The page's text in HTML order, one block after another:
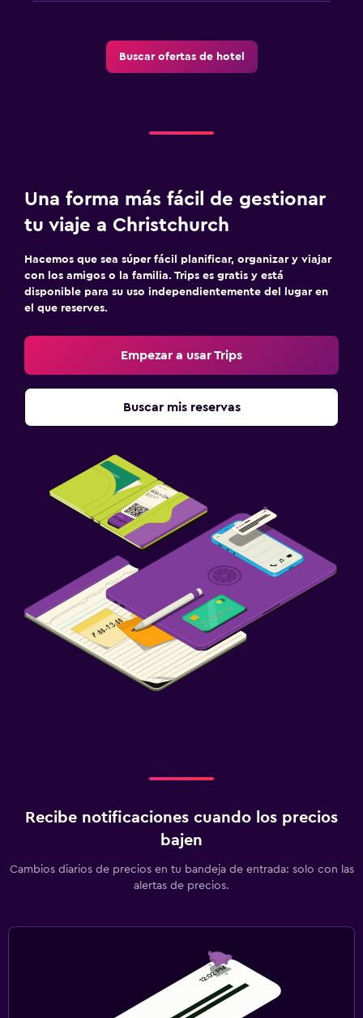
Buscar ofertas de hotel
Una forma más fácil de gestionar
tu viaje a Christchurch
Hacemos que sea súper fácil planificar, organizar y viajar
con los amigos o la familia. Trips es gratis y está
disponible para su uso independientemente del lugar en
el que reserves.
Empezar a usar Trips
Buscar mis reservas
Recibe notificaciones cuando los precios
bajen
Cambios diarios de precios en tu bandeja de entrada: solo con las
alertas de precios.